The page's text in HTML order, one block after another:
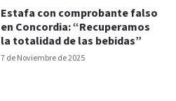
7 de Noviembre de 2025
Estafa con comprobante falso
en Concordia: “Recuperamos
la totalidad de las bebidas”